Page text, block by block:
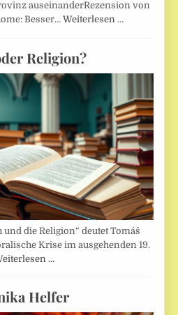
auseinanderRezension von
Besser…Weiterlesen …
Religion?
die Religion“ deutet Tomáš
Krise im ausgehenden 19.
…
Helfer